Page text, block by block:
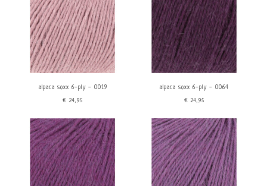
alpaca soxx 6-ply - 0019
€24,95
alpaca soxx 6-ply - 0064
€24,95